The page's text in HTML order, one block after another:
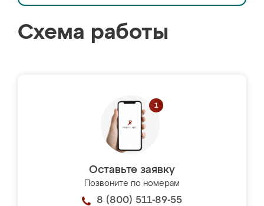
Схема работы
Оставьте заявку
Позвоните по номерам
8 (800) 511-89-55